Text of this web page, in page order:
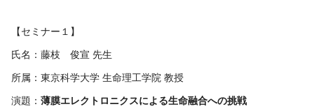
【セミナー１】
氏名：藤枝 俊宣 先生
所属：東京科学大学 生命理工学院 教授
演題： 薄膜エレクトロニクスによる生命融合への挑戦